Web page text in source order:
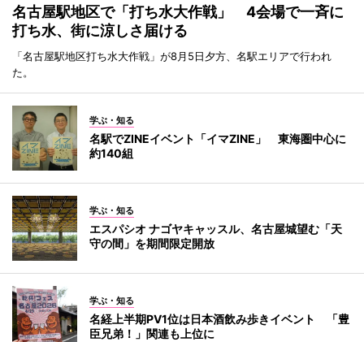
名古屋駅地区で「打ち水大作戦」 4会場で一斉に
打ち水、街に涼しさ届ける
「名古屋駅地区打ち水大作戦」が8月5日夕方、名駅エリアで行われ
た。
学ぶ・知る
名駅でZINEイベント「イマZINE」 東海圏中心に
約140組
学ぶ・知る
エスパシオ ナゴヤキャッスル、名古屋城望む「天
守の間」を期間限定開放
学ぶ・知る
名経上半期PV1位は日本酒飲み歩きイベント 「豊
臣兄弟！」関連も上位に